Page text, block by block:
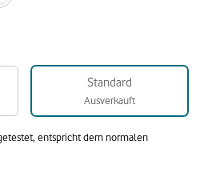
Standard
Ausverkauft
entspricht dem normalen